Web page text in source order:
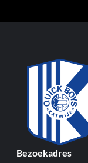
Bezoekadres